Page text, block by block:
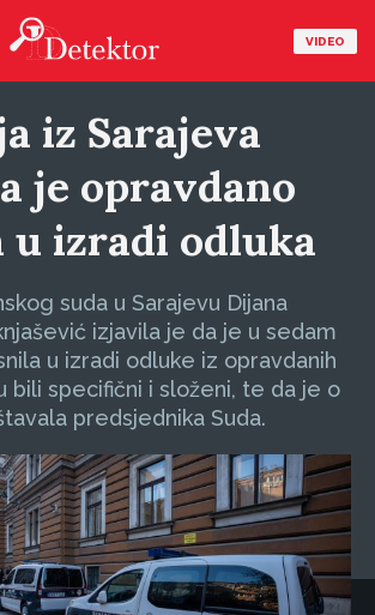
VIDEO
iz Sarajeva
je opravdano
u izradi odluka
suda u Sarajevu Dijana
izjavila je da je u sedam
u izradi odluke iz opravdanih
bili specifični i složeni, te da je o
predsjednika Suda.